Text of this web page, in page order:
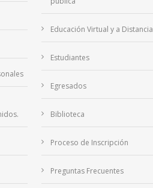
Educación Virtual y a Distancia
Estudiantes
Egresados
Biblioteca
Proceso de Inscripción
Preguntas Frecuentes